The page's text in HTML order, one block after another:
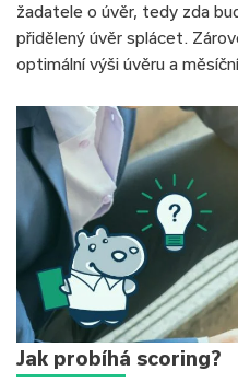
žadatele o úvěr, tedy zda
přidělený úvěr splácet.
optimální výši úvěru a
Jak probíhá scoring?